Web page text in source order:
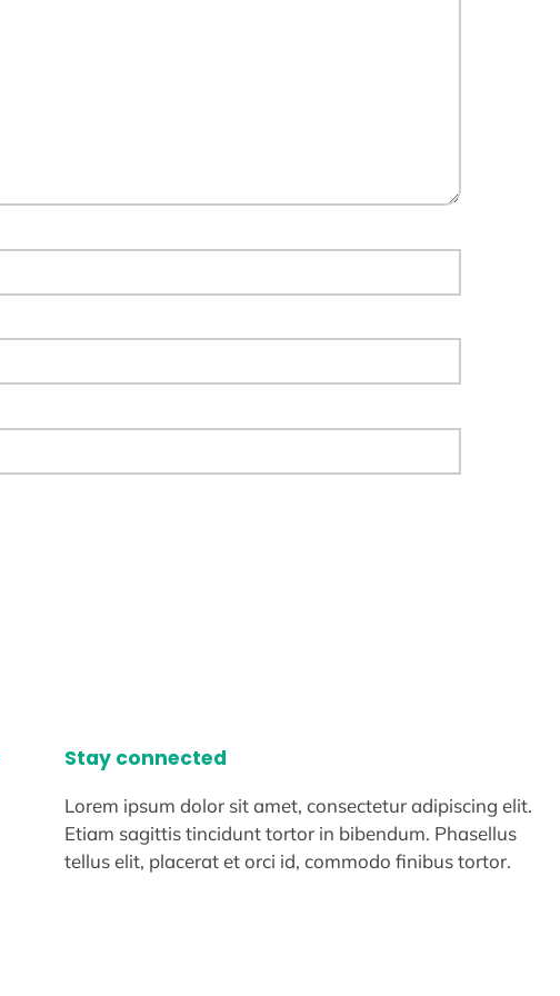
Stay connected
Lorem ipsum dolor sit amet, consectetur adipiscing elit.
Etiam sagittis tincidunt tortor in bibendum. Phasellus
tellus elit, placerat et orci id, commodo finibus tortor.